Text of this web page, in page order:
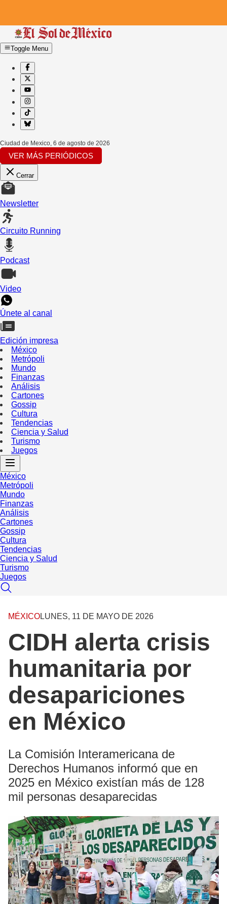
Toggle Menu
Ciudad de Mexico, 6 de agosto de 2026
VER MÁS PERIÓDICOS
Cerrar
Newsletter
Circuito Running
Podcast
Video
Únete al canal
Edición impresa
México
Metrópoli
Mundo
Finanzas
Análisis
Cartones
Gossip
Cultura
Tendencias
Ciencia y Salud
Turismo
Juegos
México
Metrópoli
Mundo
Finanzas
Análisis
Cartones
Gossip
Cultura
Tendencias
Ciencia y Salud
Turismo
Juegos
MÉXICOLUNES, 11 DE MAYO DE 2026
CIDH alerta crisis
humanitaria por
desapariciones
en México
La Comisión Interamericana de
Derechos Humanos informó que en
2025 en México existían más de 128
mil personas desaparecidas